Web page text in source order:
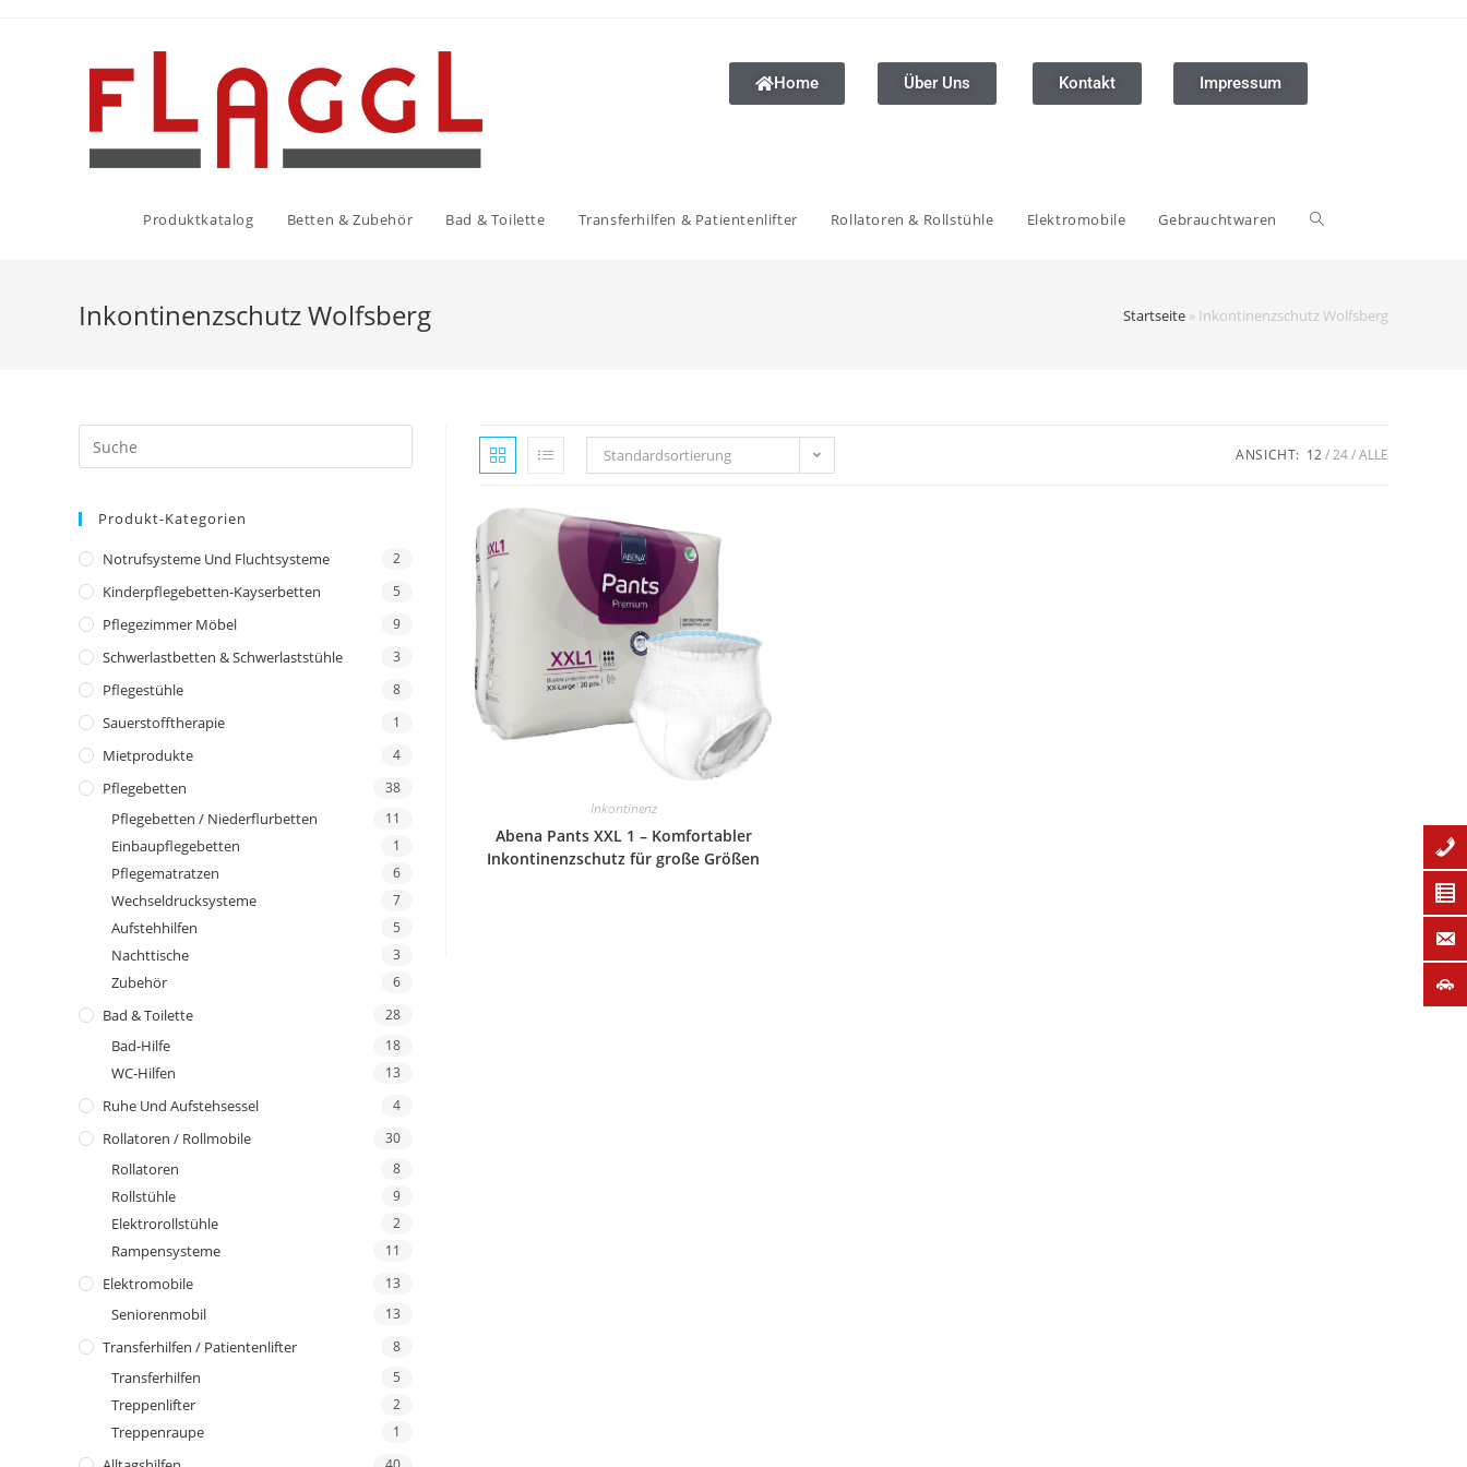
Home Über Uns Kontakt Impressum
Produktkatalog Betten & Zubehör Bad & Toilette Transferhilfen & Patientenlifter Rollatoren & Rollstühle Elektromobile Gebrauchtwaren
Inkontinenzschutz Wolfsberg Startseite » Inkontinenzschutz Wolfsberg
Produkt-Kategorien
Notrufsysteme Und Fluchtsysteme 2
Kinderpflegebetten-Kayserbetten 5
Pflegezimmer Möbel 9
Schwerlastbetten & Schwerlaststühle 3
Pflegestühle 8
Sauerstofftherapie 1
Mietprodukte 4
Pflegebetten 38
Pflegebetten / Niederflurbetten 11
Einbaupflegebetten 1
Pflegematratzen 6
Wechseldrucksysteme 7
Aufstehhilfen 5
Nachttische 3
Zubehör 6
Bad & Toilette 28
Bad-Hilfe 18
WC-Hilfen 13
Ruhe Und Aufstehsessel 4
Rollatoren / Rollmobile 30
Rollatoren 8
Rollstühle 9
Elektrorollstühle 2
Rampensysteme 11
Elektromobile 13
Seniorenmobil 13
Transferhilfen / Patientenlifter 8
Transferhilfen 5
Treppenlifter 2
Treppenraupe 1
Standardsortierung ANSICHT: 12 24 ALLE
Inkontinenz
Abena Pants XXL 1 – Komfortabler
Inkontinenzschutz für große Größen